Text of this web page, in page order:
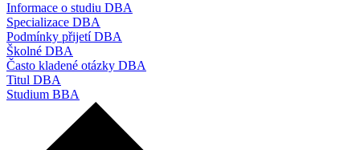
Informace o studiu DBA
Specializace DBA
Podmínky přijetí DBA
Školné DBA
Často kladené otázky DBA
Titul DBA
Studium BBA